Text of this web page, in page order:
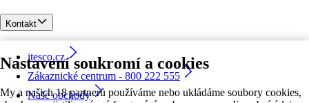
Nastavení soukromí a cookies
My a našich 18 partnerů používáme nebo ukládáme soubory cookies,
Kontakt
itesco.cz
Zákaznické centrum - 800 222 555
Naše obchody